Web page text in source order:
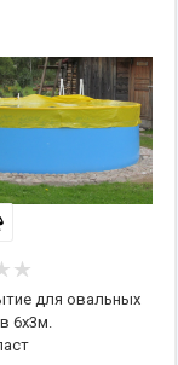
для овальных
6х3м.